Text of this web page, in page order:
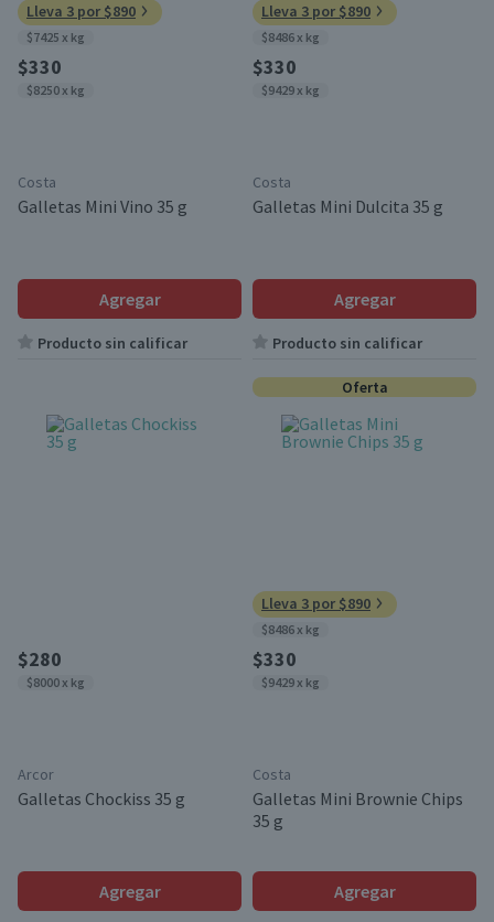
Lleva 3 por $890
$7425 x kg
$330
$8250 x kg
Costa
Galletas Mini Vino 35 g
Agregar
Producto sin calificar
Lleva 3 por $890
$8486 x kg
$330
$9429 x kg
Costa
Galletas Mini Dulcita 35 g
Agregar
Producto sin calificar
$280
$8000 x kg
Arcor
Galletas Chockiss 35 g
Agregar
Oferta
Lleva 3 por $890
$8486 x kg
$330
$9429 x kg
Costa
Galletas Mini Brownie Chips
35 g
Agregar